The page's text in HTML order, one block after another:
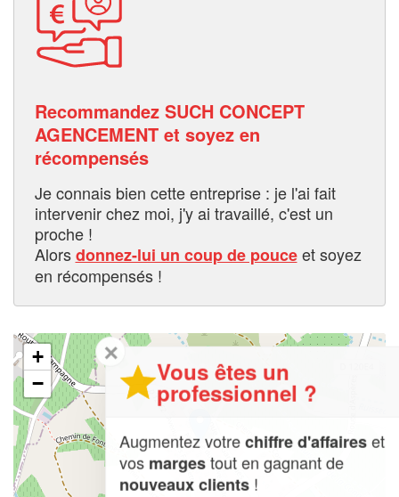
Recommandez SUCH CONCEPT
AGENCEMENT et soyez en
récompensés
Je connais bien cette entreprise : je l'ai fait
intervenir chez moi, j'y ai travaillé, c'est un
proche !
Alorsdonnez-lui un coup de pouceet soyez
en récompensés !
+
−
✕
Vous êtes un
professionnel ?
Augmentez votrechiffre d'affaireset
vosmargestout en gagnant de
nouveaux clients!